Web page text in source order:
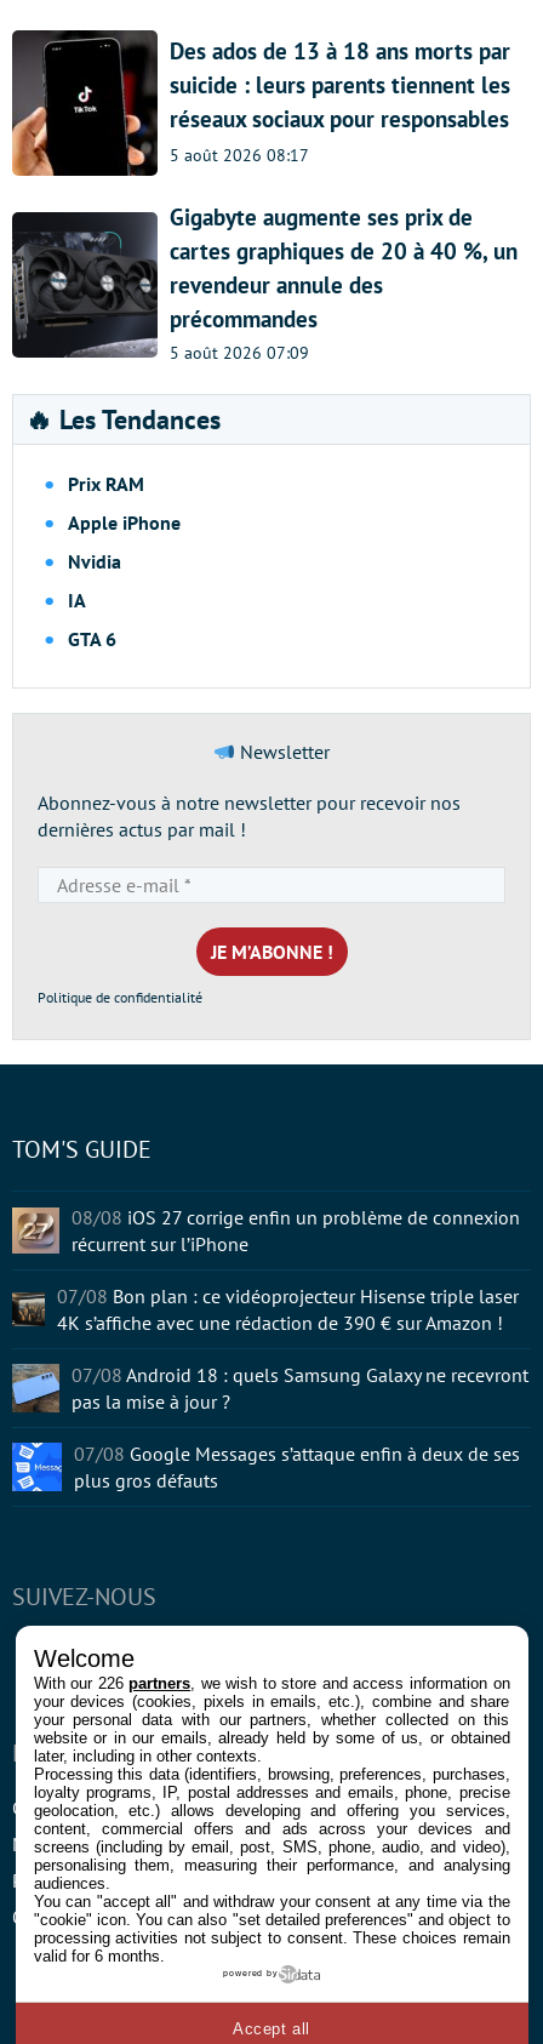
Des ados de 13 à 18 ans morts par
suicide : leurs parents tiennent les
réseaux sociaux pour responsables
5 août 2026 08:17
Gigabyte augmente ses prix de
cartes graphiques de 20 à 40 %, un
revendeur annule des
précommandes
5 août 2026 07:09
🔥 Les Tendances
Prix RAM
Apple iPhone
Nvidia
IA
GTA 6
Newsletter
Abonnez-vous à notre newsletter pour recevoir nos
dernières actus par mail !
e-
mail
*
Politique de confidentialité
SUIVEZ-NOUS
Facebook
ENTREPRISE
Confidentialité et Cookies
Mentions légales et CGU
Préférences Cookies
Qui sommes nous
À PROPOS
Contact
TOM'S GUIDE
08/08 iOS 27 corrige enfin un problème de connexion
récurrent sur l’iPhone
07/08 Bon plan : ce vidéoprojecteur Hisense triple laser
4K s’affiche avec une rédaction de 390 € sur Amazon !
07/08 Android 18 : quels Samsung Galaxy ne recevront
pas la mise à jour ?
07/08 Google Messages s’attaque enfin à deux de ses
plus gros défauts
Welcome
With our 226partners , we wish to store and access information on
your devices (cookies, pixels in emails, etc.), combine and share
your personal data with our partners, whether collected on this
website or in our emails, already held by some of us, or obtained
later, including in other contexts.
Processing this data (identifiers, browsing, preferences, purchases,
loyalty programs, IP, postal addresses and emails, phone, precise
geolocation, etc.) allows developing and offering you services,
content, commercial offers and ads across your devices and
screens (including by email, post, SMS, phone, audio, and video),
personalising them, measuring their performance, and analysing
audiences.
You can "accept all" and withdraw your consent at any time via the
"cookie" icon. You can also "set detailed preferences" and object to
processing activities not subject to consent. These choices remain
valid for 6 months.
powered by
Accept all